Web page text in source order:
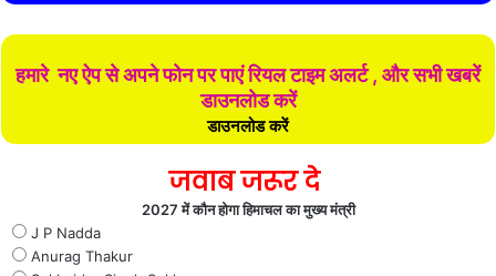
हमारे नए ऐप से अपने फोन पर पाएं रियल टाइम अलर्ट , और सभी खबरें
डाउनलोड करें
डाउनलोड करें
जवाब जरूर दे
2027 में कौन होगा हिमाचल का मुख्य मंत्री
J P Nadda
Anurag Thakur